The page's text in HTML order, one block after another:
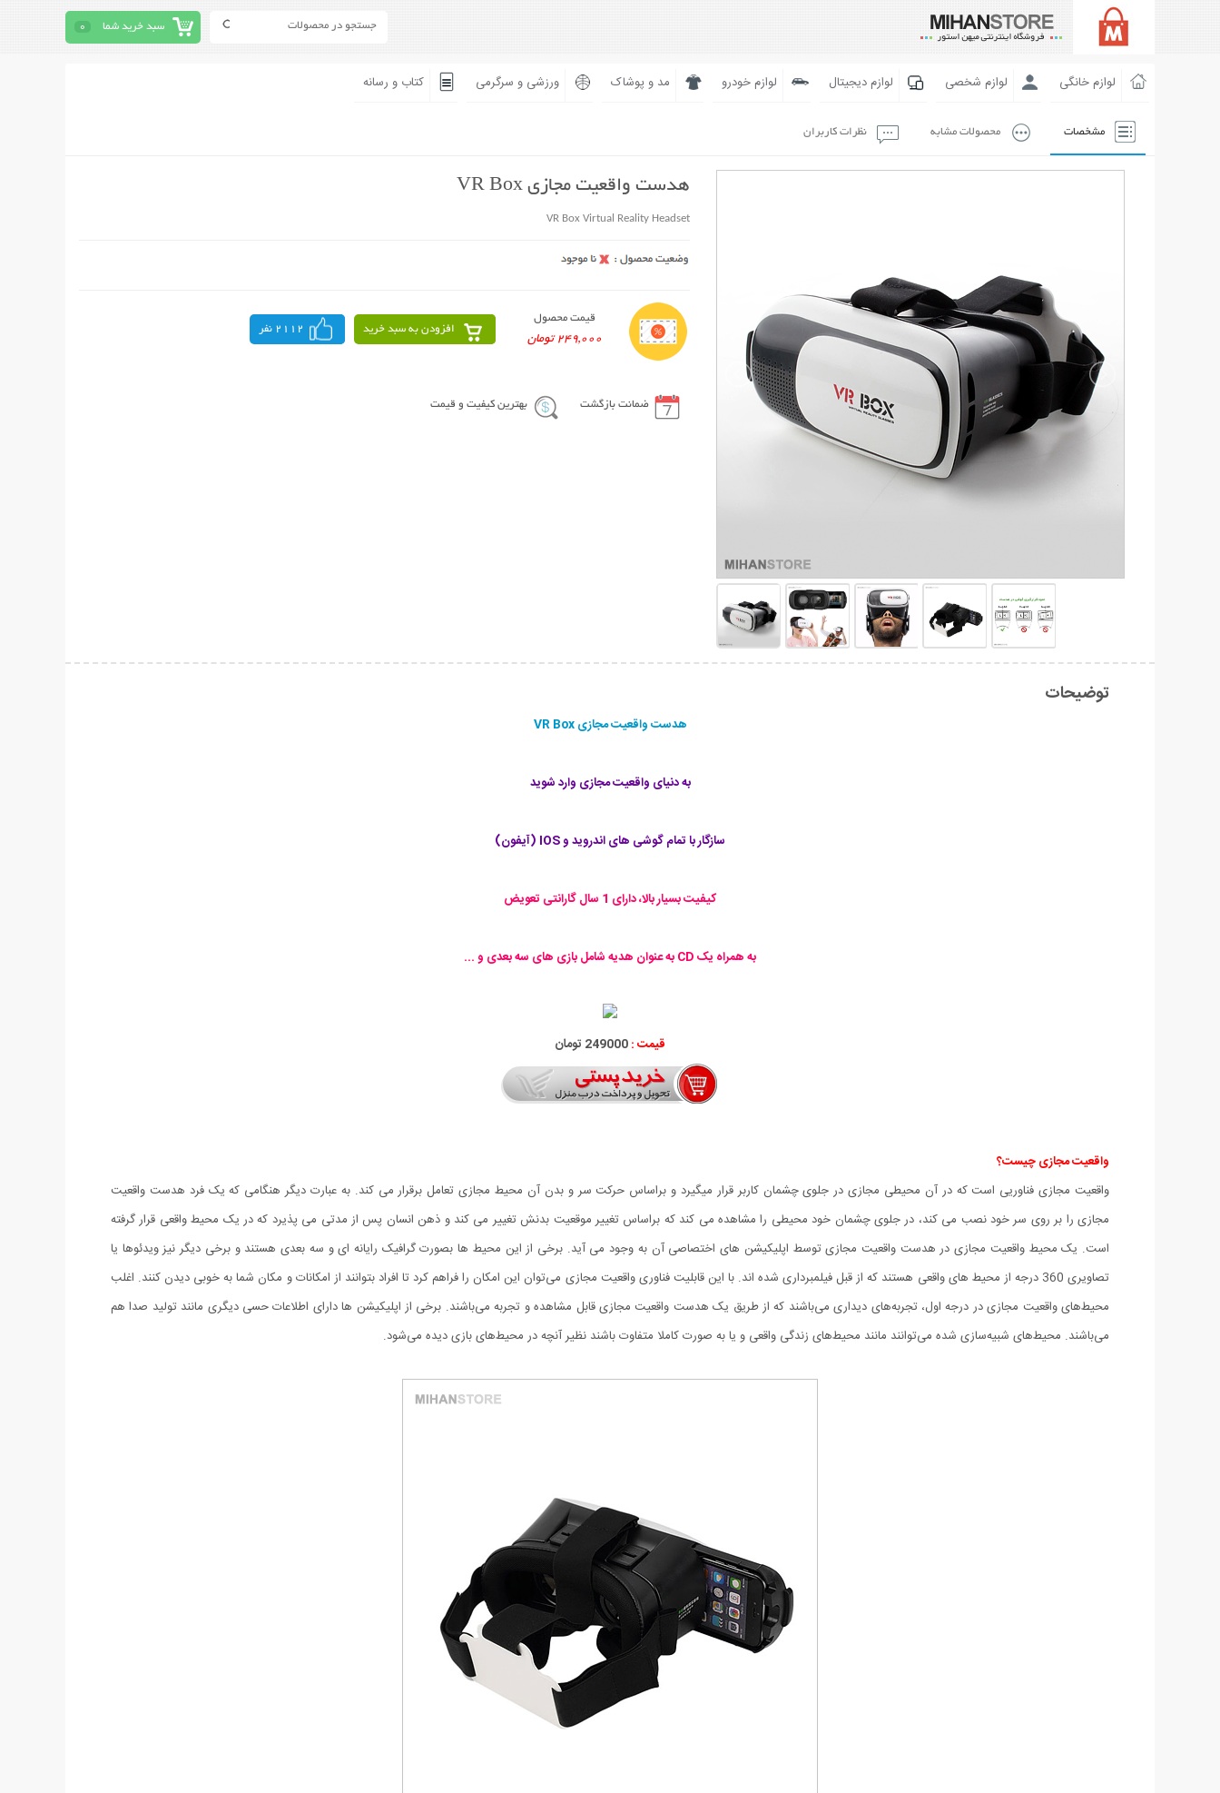
سبد خرید شما 0
لوازم خانگی لوازم شخصی لوازم دیجیتال لوازم خودرو مد و پوشاک ورزشی و سرگرمی کتاب و رسانه
مشخصات محصولات مشابه نظرات کاربران
هدست واقعیت مجازی VR Box
VR Box Virtual Reality Headset
قیمت محصول
249,000 تومان
افزودن به سبد خرید 2112 نفر
ضمانت بازگشت بهترین کیفیت و قیمت
توضیحات
هدست واقعیت مجازی VR Box
به دنیای واقعیت مجازی وارد شوید
سازگار با تمام گوشی های اندروید و IOS (آیفون)
کیفیت بسیار بالا، دارای 1 سال گارانتی تعویض
به همراه یک CD به عنوان هدیه شامل بازی های سه بعدی و ...
قیمت :249000 تومان
واقعیت مجازی چیست؟
واقعیت مجازی فناوریی است که در آن محیطی مجازی در جلوی چشمان کاربر قرار میگیرد و براساس حرکت سر و بدن آن محیط مجازی تعامل برقرار می کند. به عبارت دیگر هنگامی که یک فرد هدست واقعیت
مجازی را بر روی سر خود نصب می کند، در جلوی چشمان خود محیطی را مشاهده می کند که براساس تغییر موقعیت بدنش تغییر می کند و ذهن انسان پس از مدتی می پذیرد که در یک محیط واقعی قرار گرفته
است. یک محیط واقعیت مجازی در هدست واقعیت مجازی توسط اپلیکیشن های اختصاصی آن به وجود می آید. برخی از این محیط ها بصورت گرافیک رایانه ای و سه بعدی هستند و برخی دیگر نیز ویدئوها یا
تصاویری 360 درجه از محیط های واقعی هستند که از قبل فیلمبرداری شده اند. با این قابلیت فناوری واقعیت مجازی می‌توان این امکان را فراهم کرد تا افراد بتوانند از امکانات و مکان شما به خوبی دیدن کنند. اغلب
محیط‌های واقعیت مجازی در درجه اول، تجربه‌های دیداری می‌باشند که از طریق یک هدست واقعیت مجازی قابل مشاهده و تجربه می‌باشند. برخی از اپلیکیشن ها دارای اطلاعات حسی دیگری مانند تولید صدا هم
می‌باشند. محیط‌های شبیه‌سازی شده می‌توانند مانند محیط‌های زندگی واقعی و یا به صورت کاملا متفاوت باشند نظیر آنچه در محیط‌های بازی دیده می‌شود.